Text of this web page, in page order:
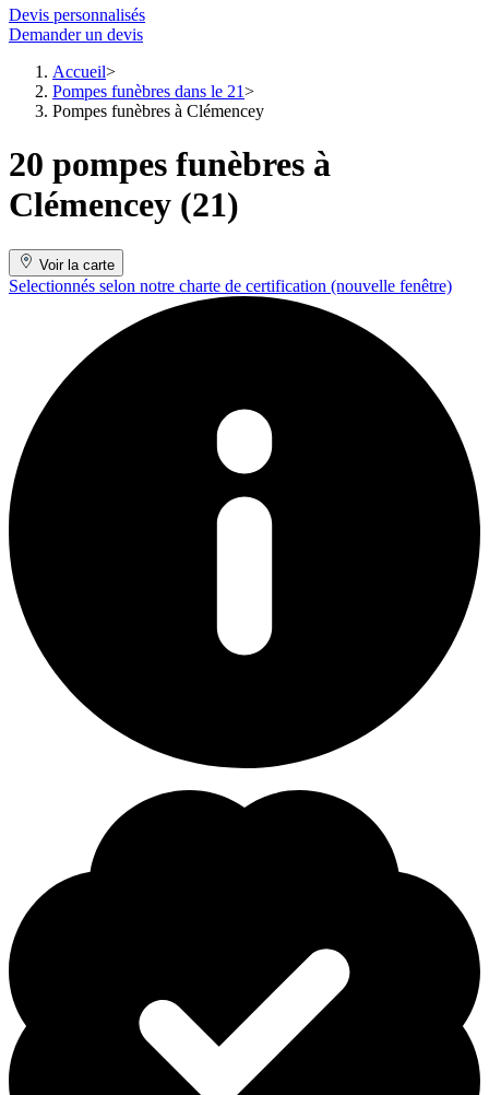
Devis personnalisés
Demander un devis
Accueil
Pompes funèbres dans le 21
Pompes funèbres à Clémencey
20 pompes funèbres à
Clémencey (21)
Voir la carte
Selectionnés selon notre charte de certification (nouvelle fenêtre)